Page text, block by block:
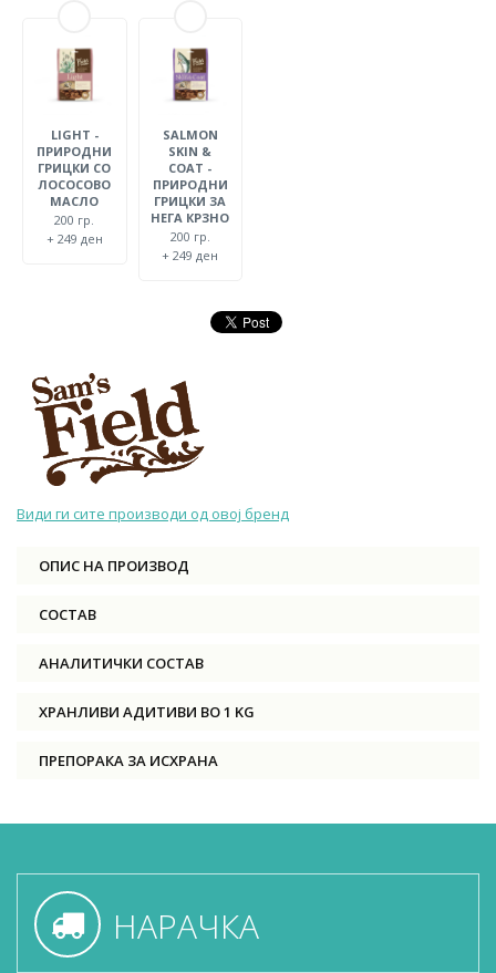
LIGHT -
ПРИРОДНИ
ГРИЦКИ СО
ЛОСОСОВО
МАСЛО
200 гр.
+ 249 ден
SALMON
SKIN &
COAT -
ПРИРОДНИ
ГРИЦКИ ЗА
НЕГА КРЗНО
200 гр.
+ 249 ден
Види ги сите производи од овој бренд
ОПИС НА ПРОИЗВОД
СОСТАВ
АНАЛИТИЧКИ СОСТАВ
ХРАНЛИВИ АДИТИВИ ВО 1 KG
ПРЕПОРАКА ЗА ИСХРАНА
НАРАЧКА